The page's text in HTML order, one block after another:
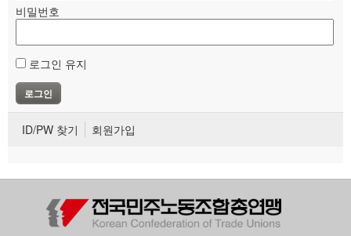
비밀번호
로그인 유지
ID/PW 찾기 회원가입